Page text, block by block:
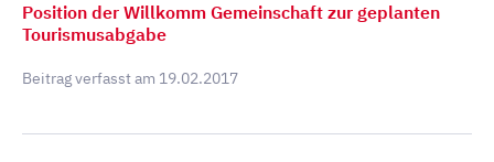
Position der Willkomm Gemeinschaft zur geplanten
Tourismusabgabe
Beitrag verfasst am 19.02.2017